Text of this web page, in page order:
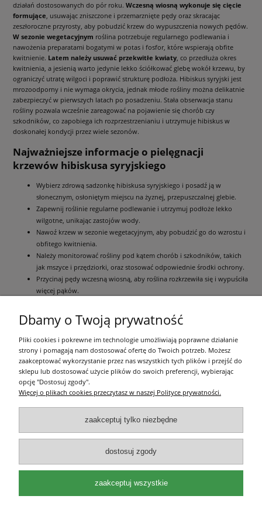
działań dostosowanych do pór roku. Wczesną wiosną wykonuje się cięcie
formujące, usuwając zniszczone i przemarznięte pędy oraz skracając
zeszłoroczne przyrosty, aby pobudzić krzew do wypuszczenia nowych pędów.
W sezonie wegetacyjnym roślina potrzebuje regularnego podlewania i
nawożenia preparatami bogatymi w potas i fosfor, które wspierają obfite
kwitnienie. Latem należy usuwać przekwitłe kwiaty, co przedłuża okres
kwitnienia, a jesienią warto jedynie lekko ściółkować glebę wokół krzewu, by
ograniczyć utratę wilgoci i poprawić strukturę podłoża. Hibiskus syryjski jest
mrozoodporny i nie wymaga okrycia, jednak młode rośliny można delikatnie
zabezpieczyć w pierwszych latach po posadzeniu. Stała obserwacja stanu
rośliny pozwala wcześnie zareagować na pojawienie się chorób czy
szkodników, co zapobiega ich rozprzestrzenianiu i utrzymuje hibiskus w
doskonałej kondycji przez wiele sezonów.
Najważniejsze informacje o pielęgnacji
krzewów hibiskusa syryjskiego
Wybierz zdrową sadzonkę hibiskusa syryjskiego i posadź ją w
słonecznym, osłoniętym miejscu na żyznej, przepuszczalnej glebie.
Zapewnij roślinie regularne podlewanie i utrzymuj podłoże lekko
wilgotne, unikając zastojów wody.
Nawoź krzew w sezonie wegetacyjnym, aby pobudzić go do wzrostu i
obfitego kwitnienia.
Należy monitorować rośliny pod kątem chorób i szkodników, takich
jak mszyce i przędziorki, oraz stosować odpowiednie środki ochrony.
Przycinaj pędy wczesną wiosną, aby roślina rozkrzewiła się i wypuściła
więcej pąków.
ponieważ hibiskus syryjski jest mrozoodporny i nie wymaga okrycia.
Pomoc
Moje konto
O nas
Olea Szkółka Roślin Ozdobnych | ul. Św. Michała 114, 62-800 Kalisz |
Dbamy o Twoją prywatność
Pliki cookies i pokrewne im technologie umożliwiają poprawne działanie
strony i pomagają nam dostosować ofertę do Twoich potrzeb. Możesz
zaakceptować wykorzystanie przez nas wszystkich tych plików i przejść do
sklepu lub dostosować użycie plików do swoich preferencji, wybierając
opcję "Dostosuj zgody".
Więcej o plikach cookies przeczytasz w naszej Polityce prywatności.
zaakceptuj tylko niezbędne
dostosuj zgody
zaakceptuj wszystkie